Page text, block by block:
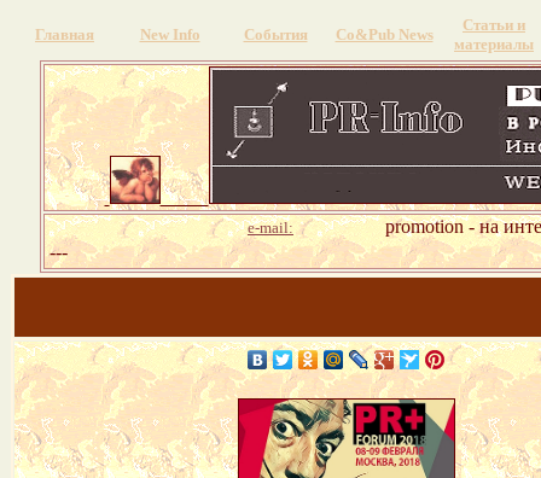
Главная New Info События Со&Pub News
Статьи и
материалы
e-mail: promotion - на
---